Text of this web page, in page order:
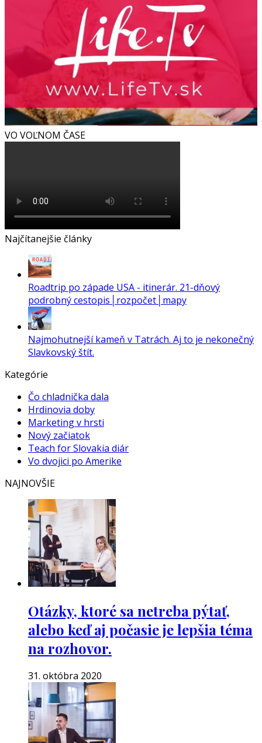
VO VOĽNOM ČASE
Najčítanejšie články
Roadtrip po západe USA - itinerár. 21-dňový
podrobný cestopis│rozpočet│mapy
Najmohutnejší kameň v Tatrách. Aj to je nekonečný
Slavkovský štít.
Kategórie
Čo chladnička dala
Hrdinovia doby
Marketing v hrsti
Nový začiatok
Teach for Slovakia diár
Vo dvojici po Amerike
NAJNOVŠIE
Otázky, ktoré sa netreba pýtať,
alebo keď aj počasie je lepšia téma
na rozhovor.
31. októbra 2020